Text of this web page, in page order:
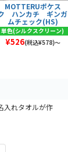
MOTTERUポケス
ハンカチ ギンガ
ムチェック(HS)
単色(シルクスクリーン)
¥526(税込¥578)～
入れタオルが作